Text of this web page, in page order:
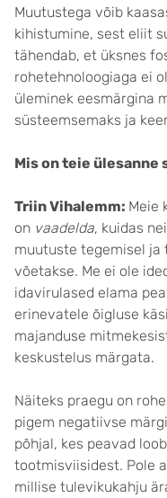
Muutustega võib
kihistumine, sest eliit
tähendab, et üksnes
rohetehnoloogiaga ei
üleminek eesmärgina
süsteemsemaks ja
Mis on teie
Triin Vihalemm: Meie
on vaadelda, kuidas
muutuste tegemisel ja
võetakse. Me ei ole
idavirulased elama
erinevatele õigluse
majanduse
keskustelus märgata.
Näiteks praegu on
pigem negatiivse
põhjal, kes peavad
tootmisviisidest. Pole
millise tulevikukahju